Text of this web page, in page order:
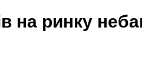
на ринку